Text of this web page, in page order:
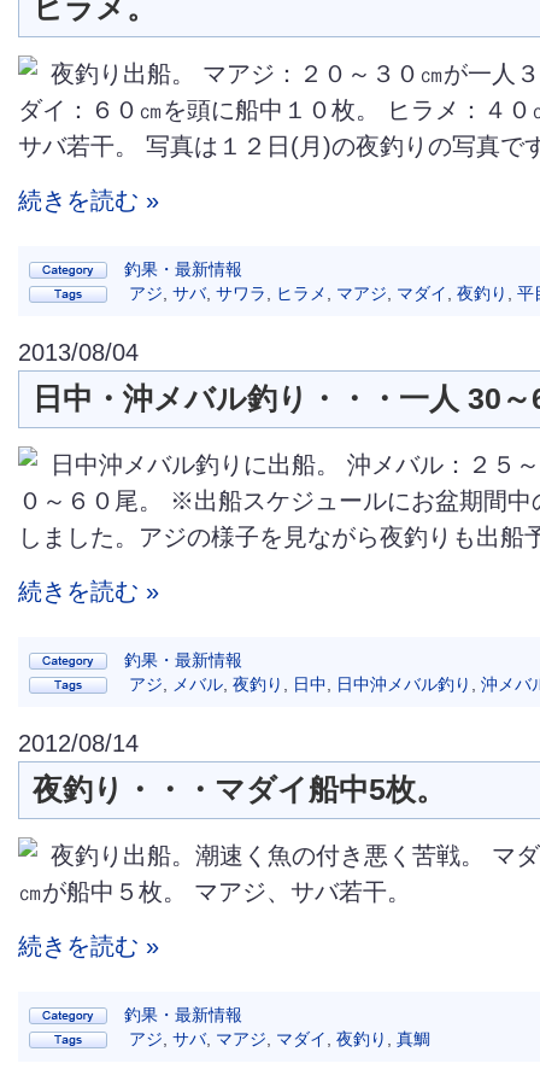
ヒラメ。
夜釣り出船。 マアジ：２０～３０㎝が一人
ダイ：６０㎝を頭に船中１０枚。 ヒラメ：４
サバ若干。 写真は１２日(月)の夜釣りの写真で
続きを読む »
釣果・最新情報
アジ サバ, サワラ ヒラメ マアジ マダイ 夜釣り 平
2013/08/04
日中・沖メバル釣り・・・一人 30～
日中沖メバル釣りに出船。 沖メバル：２５
０～６０尾。 ※出船スケジュールにお盆期間中
しました。アジの様子を見ながら夜釣りも出船
続きを読む »
釣果・最新情報
アジ
メバル 夜釣り 日中 日中沖メバル釣り 沖メバ
2012/08/14
夜釣り・・・マダイ船中5枚。
夜釣り出船。潮速く魚の付き悪く苦戦。 マ
㎝が船中５枚。 マアジ、サバ若干。
続きを読む »
釣果・最新情報
アジ サバ, マアジ マダイ 夜釣り 真鯛